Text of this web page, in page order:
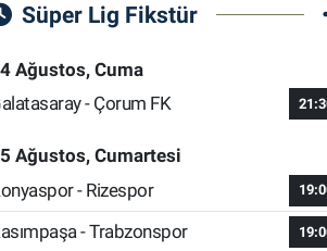
Süper Lig Fikstür
Ağustos, Cuma
- Çorum FK
Ağustos, Cumartesi
- Rizespor
- Trabzonspor